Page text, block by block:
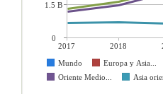
2017 2018
Mundo
Europa y Asia...
Oriente Medio...
Asia
1.5 B
0